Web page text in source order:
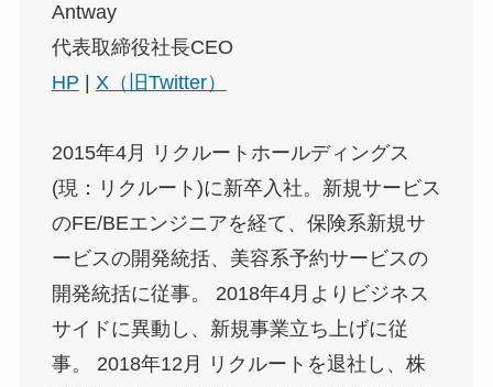
Antway
代表取締役社長CEO
HP
X（旧Twitter）
2015年4月 リクルートホールディングス
(現：リクルート)に新卒入社。新規サービス
のFE/BEエンジニアを経て、保険系新規サ
ービスの開発統括、美容系予約サービスの
開発統括に従事。 2018年4月よりビジネス
サイドに異動し、新規事業立ち上げに従
事。 2018年12月 リクルートを退社し、株